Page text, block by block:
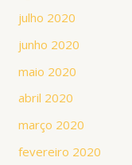
julho 2020
junho 2020
maio 2020
abril 2020
março 2020
fevereiro 2020